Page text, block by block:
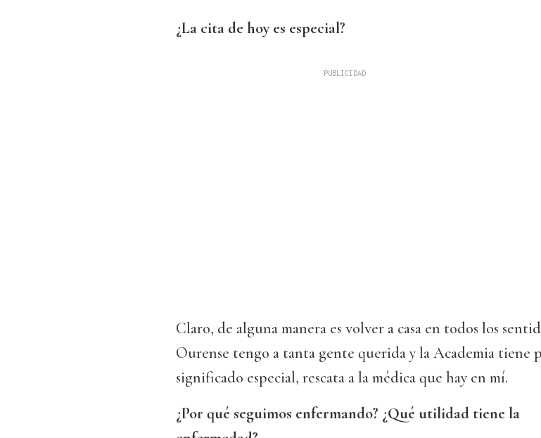
¿La cita de hoy es especial?
Claro, de alguna manera es volver a casa en todos los
Ourense tengo a tanta gente querida y la Academia tiene
significado especial, rescata a la médica que hay en mí.
¿Por qué seguimos enfermando? ¿Qué utilidad tiene la